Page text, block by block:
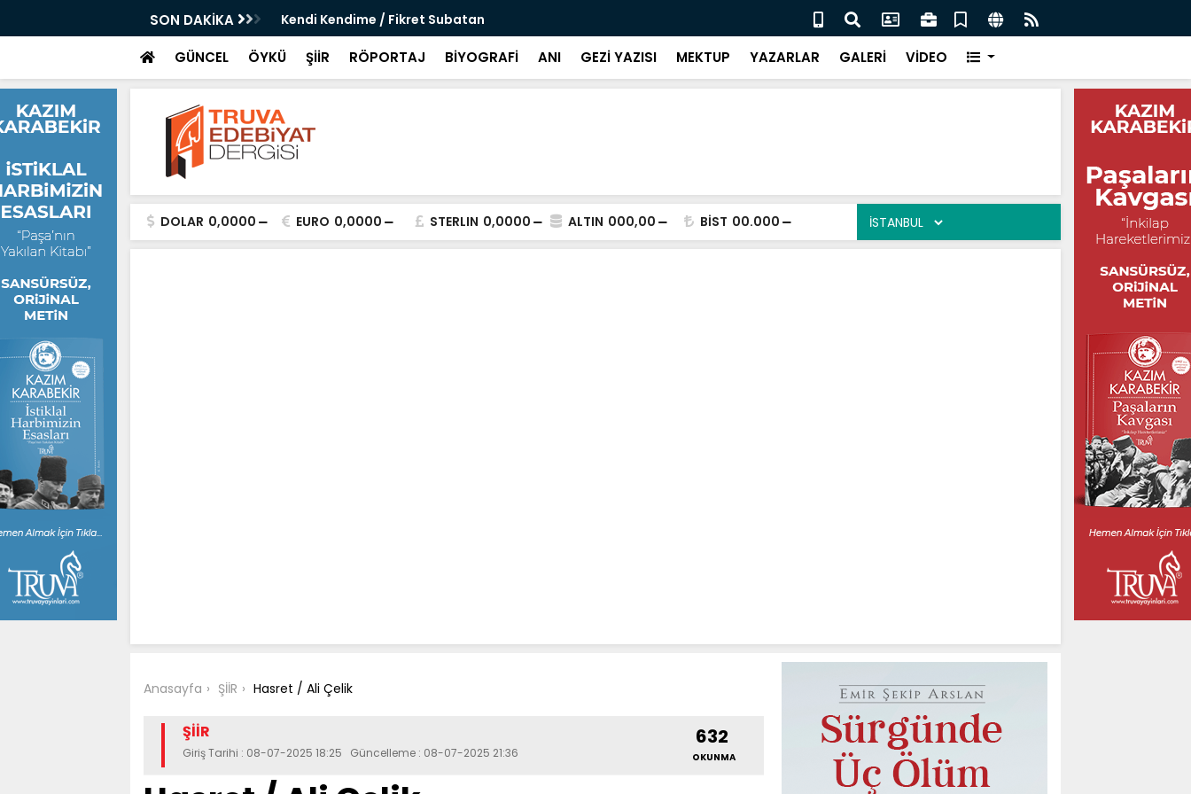
SON DAKİKA Kendi Kendime / Fikret Subatan Farkında mısın / Ali Eliş
GÜNCEL ÖYKÜ ŞİİR RÖPORTAJ BİYOGRAFİ ANI GEZİ YAZISI MEKTUP YAZARLAR GALERİ VİDEO
DOLAR 0,0000 EURO 0,0000 STERLIN 0,0000 ALTIN 000,00 BİST 00.000
Anasayfa ŞİİR Hasret / Ali Çelik
ŞİİR
Giriş Tarihi : 08-07-2025 18:25 Güncelleme : 08-07-2025 21:36
632
OKUNMA